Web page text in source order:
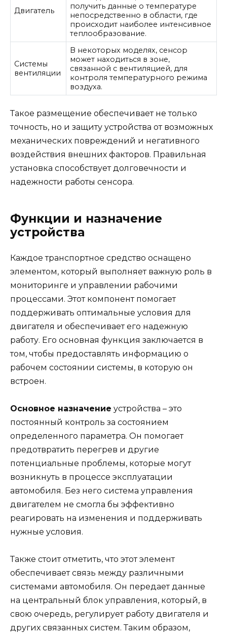
Двигатель
получить данные о температуре
непосредственно в области, где
происходит наиболее интенсивное
теплообразование.
Системы
вентиляции
В некоторых моделях, сенсор
может находиться в зоне,
связанной с вентиляцией, для
контроля температурного режима
воздуха.
Такое размещение обеспечивает не только
точность, но и защиту устройства от возможных
механических повреждений и негативного
воздействия внешних факторов. Правильная
установка способствует долговечности и
надежности работы сенсора.
Функции и назначение
устройства
Каждое транспортное средство оснащено
элементом, который выполняет важную роль в
мониторинге и управлении рабочими
процессами. Этот компонент помогает
поддерживать оптимальные условия для
двигателя и обеспечивает его надежную
работу. Его основная функция заключается в
том, чтобы предоставлять информацию о
рабочем состоянии системы, в которую он
встроен.
Основное назначение устройства – это
постоянный контроль за состоянием
определенного параметра. Он помогает
предотвратить перегрев и другие
потенциальные проблемы, которые могут
возникнуть в процессе эксплуатации
автомобиля. Без него система управления
двигателем не смогла бы эффективно
реагировать на изменения и поддерживать
нужные условия.
Также стоит отметить, что этот элемент
обеспечивает связь между различными
системами автомобиля. Он передает данные
на центральный блок управления, который, в
свою очередь, регулирует работу двигателя и
других связанных систем. Таким образом,